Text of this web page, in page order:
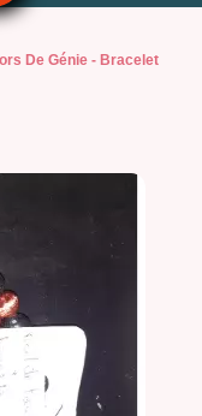
De Génie - Bracelet